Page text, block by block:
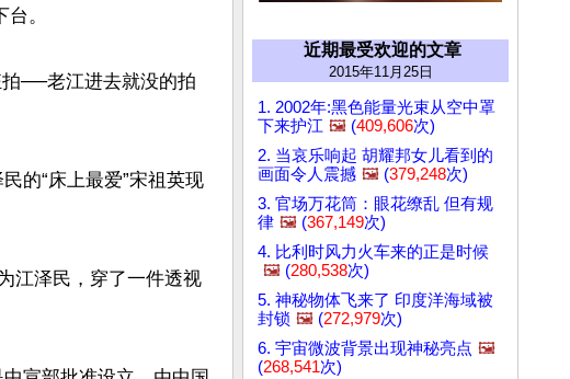
。
──老江进去就没的拍
的“床上最爱”宋祖英现
江泽民，穿了一件透视
近期最受欢迎的文章
2015年11月25日
1. 2002年:黑色能量光束从空中罩
下来护江 🖼️ (409,606次)
2. 当哀乐响起 胡耀邦女儿看到的
画面令人震撼 🖼️ (379,248次)
3. 官场万花筒：眼花缭乱 但有规
律 🖼️ (367,149次)
4. 比利时风力火车来的正是时候
🖼️ (280,538次)
5. 神秘物体飞来了 印度洋海域被
封锁 🖼️ (272,979次)
6. 宇宙微波背景出现神秘亮点 🖼️
(268,541次)